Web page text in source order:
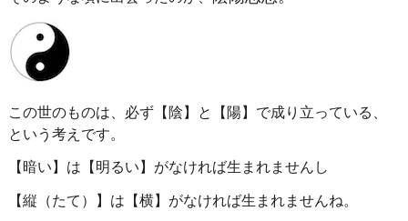
この世のものは、必ず【陰】と【陽】で成り立っている、
という考えです。
【暗い】は【明るい】がなければ生まれませんし
【縦（たて）】は【横】がなければ生まれませんね。